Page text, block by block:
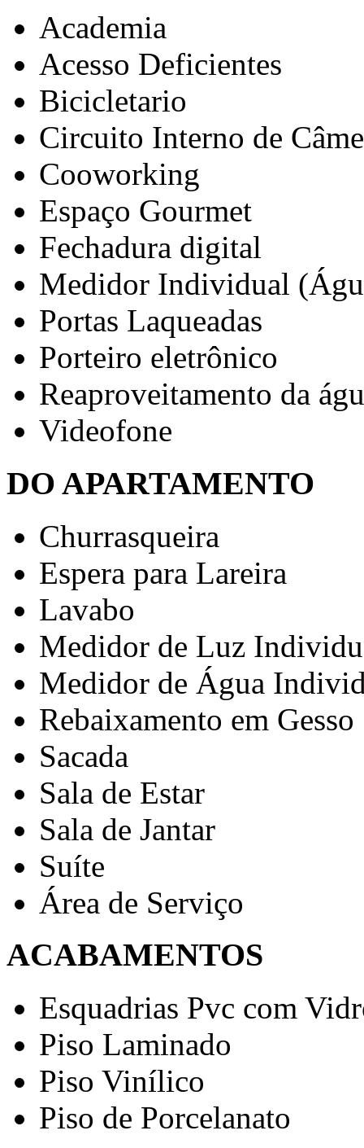
Academia
Acesso Deficientes
Bicicletario
Circuito Interno de
Cooworking
Espaço Gourmet
Fechadura digital
Medidor Individual
Portas Laqueadas
Porteiro eletrônico
Reaproveitamento da
Videofone
DO APARTAMENTO
Churrasqueira
Espera para Lareira
Lavabo
Medidor de Luz
Medidor de Água
Rebaixamento em Gesso
Sacada
Sala de Estar
Sala de Jantar
Suíte
Área de Serviço
ACABAMENTOS
Esquadrias Pvc com
Piso Laminado
Piso Vinílico
Piso de Porcelanato